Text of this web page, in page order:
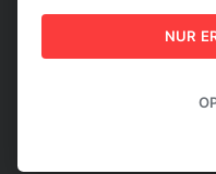
JÄNNERNUR